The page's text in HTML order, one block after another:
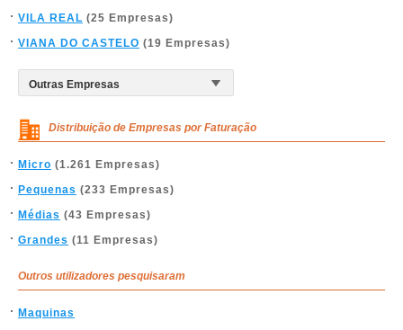
VILA REAL (25 Empresas)
VIANA DO CASTELO (19 Empresas)
Distribuição de Empresas por Faturação
Micro (1.261 Empresas)
Pequenas (233 Empresas)
Médias (43 Empresas)
Grandes (11 Empresas)
Outros utilizadores pesquisaram
Maquinas